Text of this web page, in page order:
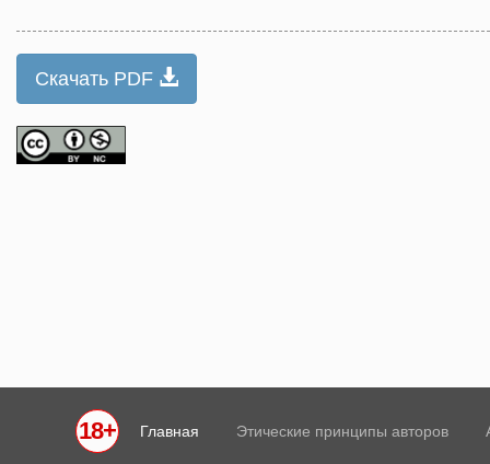
Скачать PDF
18+ Главная Этические принципы авторов